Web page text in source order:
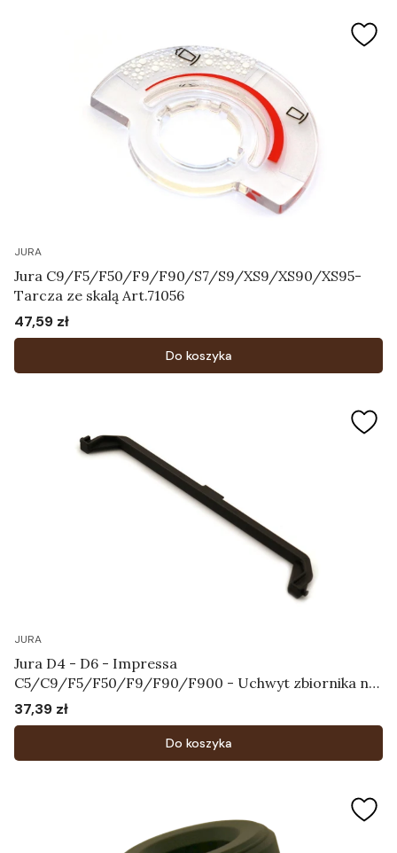
JURA
Jura C9/F5/F50/F9/F90/S7/S9/XS9/XS90/XS95-
Tarcza ze skalą Art.71056
Cena
47,59 zł
Do koszyka
JURA
Jura D4 - D6 - Impressa
C5/C9/F5/F50/F9/F90/F900 - Uchwyt zbiornika na
wodę Art.61830
Cena
37,39 zł
Do koszyka